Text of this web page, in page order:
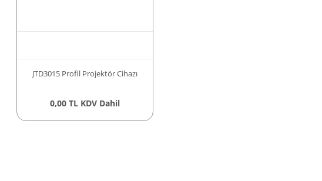
JTD3015 Profil Projektör Cihazı
0,00 TL KDV Dahil